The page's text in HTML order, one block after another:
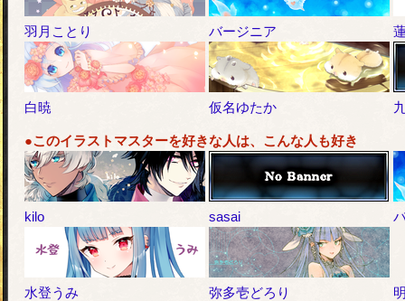
羽月ことり バージニア
白暁 仮名ゆたか
●このイラストマスターを好きな人は、こんな人も好き
kilo sasai
水登うみ 弥多壱どろり